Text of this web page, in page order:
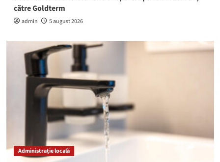
către Goldterm
admin 5 august 2026
Administrație locală